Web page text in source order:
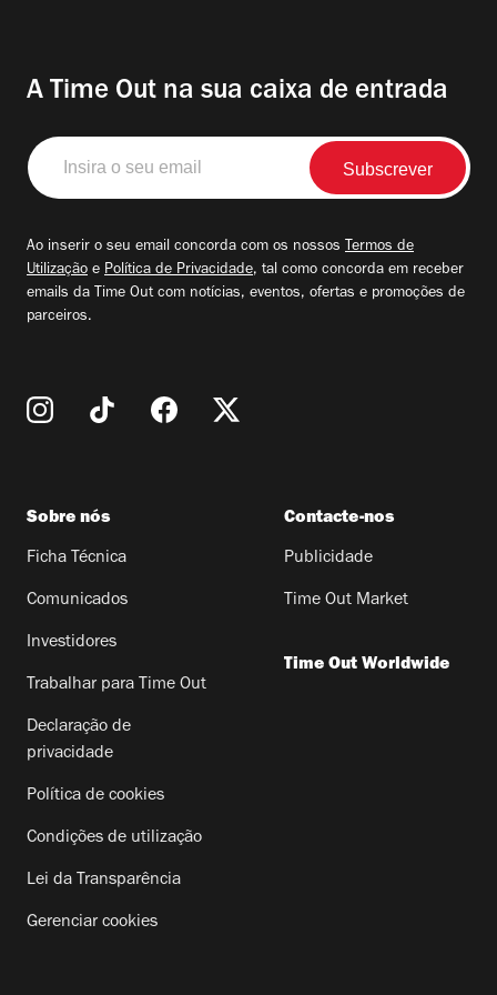
A Time Out na sua caixa de entrada
Insira
o
seu
Ao inserir o seu email concorda com os nossos Termos de
Utilização e Política de Privacidade, tal como concorda em receber
emails da Time Out com notícias, eventos, ofertas e promoções de
parceiros.
Sobre nós
Ficha Técnica
Comunicados
Investidores
Trabalhar para Time Out
Declaração de
privacidade
Política de cookies
Condições de utilização
Lei da Transparência
Gerenciar cookies
Contacte-nos
Publicidade
Time Out Market
Time Out Worldwide